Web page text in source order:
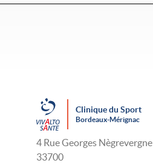
Clinique du Sport
Bordeaux-Mérignac
4 Rue Georges Nègrevergne
33700